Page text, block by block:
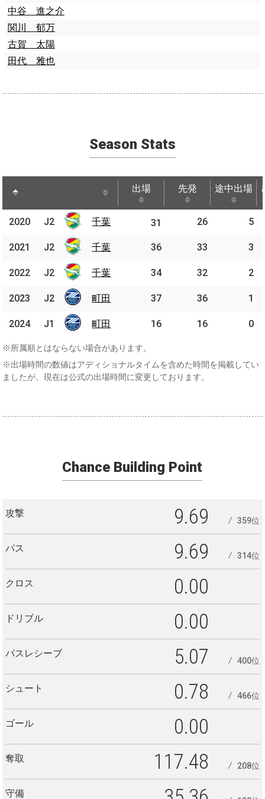
中谷 進之介
関川 郁万
古賀 太陽
田代 雅也
Season Stats
出場 先発 途中出場
途中出場
2020 千葉 31 26 5
2021 千葉 36 33 3
2022 千葉 34 32 2
2023 町田 37 36 1
2024 町田 16 16 0
2020 J2 千葉
2021 J2 千葉
2022 J2 千葉
2023 J2 町田
2024 J1 町田
※所属順とはならない場合があります。
※出場時間の数値はアディショナルタイムを含めた時間を掲載してい
ましたが、現在は公式の出場時間に変更しております。
Chance Building Point
攻撃 9.69 359位
パス 9.69 314位
クロス 0.00
ドリブル 0.00
パスレシーブ 5.07 400位
シュート 0.78 466位
ゴール 0.00
奪取 117.48 208位
守備